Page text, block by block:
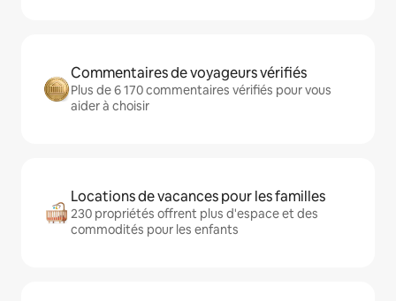
Commentaires de voyageurs vérifiés
Plus de 6 170 commentaires vérifiés pour vous
aider à choisir
Locations de vacances pour les familles
230 propriétés offrent plus d'espace et des
commodités pour les enfants